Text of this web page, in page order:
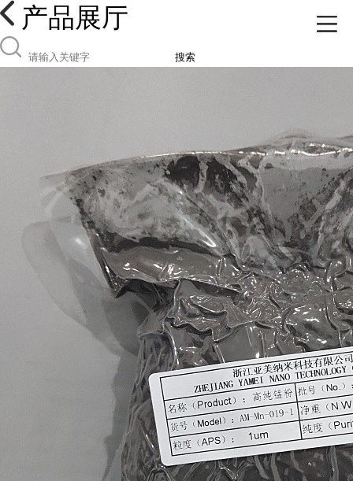
产品展厅
搜索